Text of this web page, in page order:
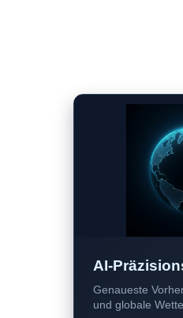
AI-
Genaueste
und globale